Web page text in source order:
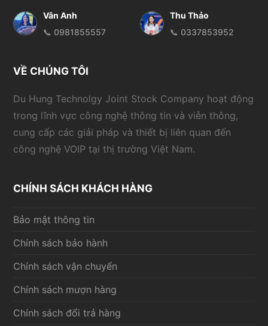
Vân Anh
📞 0981855557
Thu Thảo
📞 0337853952
VỀ CHÚNG TÔI
Du Hung Technolgy Joint Stock Company hoạt động
trong lĩnh vực công nghệ thông tin và viễn thông,
cung cấp các giải pháp và thiết bị liên quan đến
công nghệ VOIP tại thị trường Việt Nam.
CHÍNH SÁCH KHÁCH HÀNG
Bảo mật thông tin
Chính sách bảo hành
Chính sách vận chuyển
Chính sách mượn hàng
Chính sách đổi trả hàng